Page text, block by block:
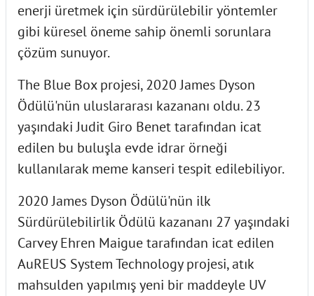
enerji üretmek için sürdürülebilir yöntemler
gibi küresel öneme sahip önemli sorunlara
çözüm sunuyor.
The Blue Box projesi, 2020 James Dyson
Ödülü'nün uluslararası kazananı oldu. 23
yaşındaki Judit Giro Benet tarafından icat
edilen bu buluşla evde idrar örneği
kullanılarak meme kanseri tespit edilebiliyor.
2020 James Dyson Ödülü'nün ilk
Sürdürülebilirlik Ödülü kazananı 27 yaşındaki
Carvey Ehren Maigue tarafından icat edilen
AuREUS System Technology projesi, atık
mahsulden yapılmış yeni bir maddeyle UV